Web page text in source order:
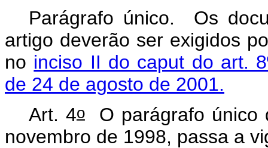
Parágrafo único. Os
artigo deverão ser exigidos
no inciso II do caput do art.
de 24 de agosto de 2001.
Art. 4oO parágrafo único
novembro de 1998, passa a